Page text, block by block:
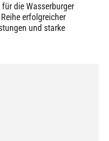
die Wasserburger
erfolgreicher
und starke